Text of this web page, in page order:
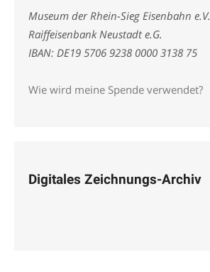
Museum der Rhein-Sieg Eisenbahn e.V.
Raiffeisenbank Neustadt e.G.
IBAN: DE19 5706 9238 0000 3138 75
Wie wird meine Spende verwendet?
Digitales Zeichnungs-Archiv